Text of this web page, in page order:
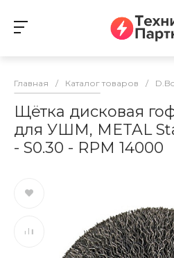
Главная / Каталог товаров /
Щётка дисковая
для УШМ, METAL
- S0.30 - RPM 14000